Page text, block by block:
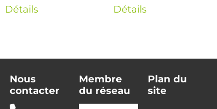
Détails Détails
Nous
contacter
Membre
du réseau
Plan du
site